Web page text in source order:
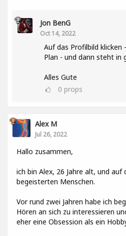
Jon BenG
Oct 14, 2022
Auf das Profilbild
Plan - und dann steht in
Alles Gute
0 props
Alex M
Jul 26, 2022
Hallo zusammen,
ich bin Alex, 26 Jahre alt, und auf
begeisterten Menschen.
Vor rund zwei Jahren habe ich
Hören an sich zu interessieren
eher eine Obsession als ein